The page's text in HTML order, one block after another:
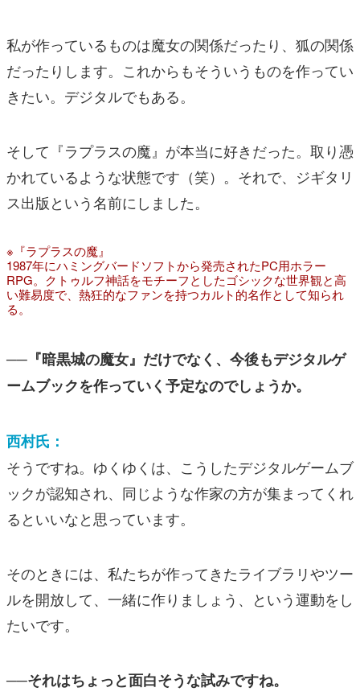
私が作っているものは魔女の関係だったり、狐の関係
だったりします。これからもそういうものを作ってい
きたい。デジタルでもある。
そして『ラプラスの魔』が本当に好きだった。取り憑
かれているような状態です（笑）。それで、ジギタリ
ス出版という名前にしました。
※『ラプラスの魔』
1987年にハミングバードソフトから発売されたPC用ホラー
RPG。クトゥルフ神話をモチーフとしたゴシックな世界観と高
い難易度で、熱狂的なファンを持つカルト的名作として知られ
る。
──『暗黒城の魔女』だけでなく、今後もデジタルゲ
ームブックを作っていく予定なのでしょうか。
西村氏：
そうですね。ゆくゆくは、こうしたデジタルゲームブ
ックが認知され、同じような作家の方が集まってくれ
るといいなと思っています。
そのときには、私たちが作ってきたライブラリやツー
ルを開放して、一緒に作りましょう、という運動をし
たいです。
──それはちょっと面白そうな試みですね。